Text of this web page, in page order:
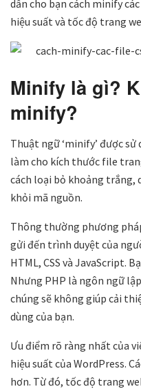
dẫn cho bạn cách minify
hiệu suất và tốc độ trang
Minify là gì?
minify?
Thuật ngữ ‘minify’ được
làm cho kích thước file
cách loại bỏ khoảng trắng,
khỏi mã nguồn.
Thông thường phương
gửi đến trình duyệt của
HTML, CSS và JavaScript.
Nhưng PHP là ngôn ngữ
chúng sẽ không giúp cải
dùng của bạn.
Ưu điểm rõ ràng nhất của
hiệu suất của WordPress.
hơn. Từ đó, tốc độ trang